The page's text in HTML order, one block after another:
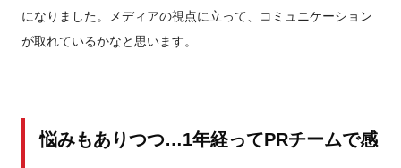
になりました。メディアの視点に立って、コミュニケーション
が取れているかなと思います。
悩みもありつつ…1年経ってPRチームで感